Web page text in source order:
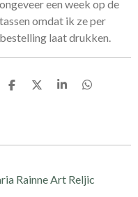
ongeveer een week op de
tassen omdat ik ze per
bestelling laat drukken.
D
D
S
D
Rainne Art Reljic